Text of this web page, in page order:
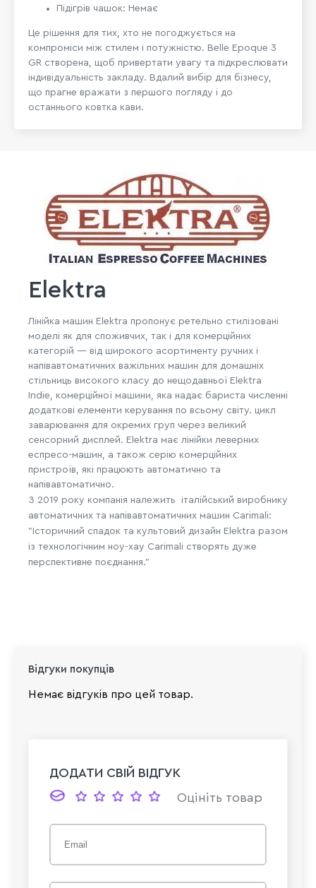
Підігрів чашок: Немає
Це рішення для тих, хто не погоджується на
компроміси між стилем і потужністю. Belle Epoque 3
GR створена, щоб привертати увагу та підкреслювати
індивідуальність закладу. Вдалий вибір для бізнесу,
що прагне вражати з першого погляду і до
останнього ковтка кави.
Elektra
Лінійка машин Elektra пропонує ретельно стилізовані
моделі як для споживчих, так і для комерційних
категорій — від широкого асортименту ручних і
напівавтоматичних важільних машин для домашніх
стільниць високого класу до нещодавньої Elektra
Indie, комерційної машини, яка надає бариста численні
додаткові елементи керування по всьому світу. цикл
заварювання для окремих груп через великий
сенсорний дисплей. Elektra має лінійки леверних
еспресо-машин, а також серію комерційних
пристроїв, які працюють автоматично та
напівавтоматично.
З 2019 року компанія належить італійський виробнику
автоматичних та напівавтоматичних машин Carimali:
"Історичний спадок та культовий дизайн Elektra разом
із технологічним ноу-хау Carimali створять дуже
перспективне поєднання."
Відгуки покупців
Немає відгуків про цей товар.
ДОДАТИ СВІЙ ВІДГУК
Оцініть товар